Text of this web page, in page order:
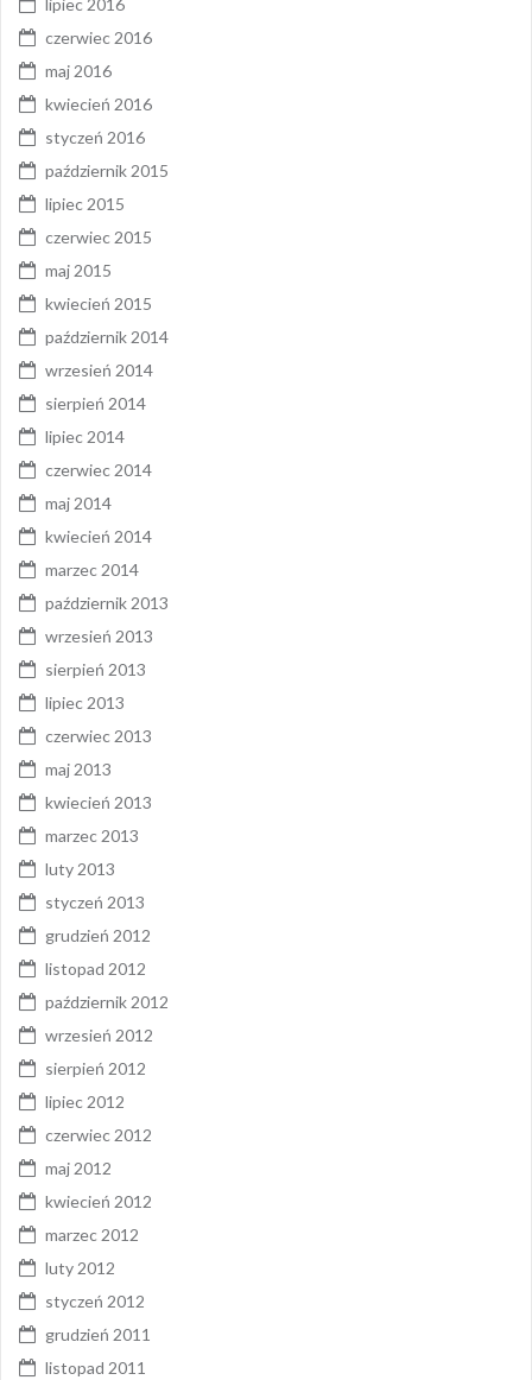
lipiec 2016
czerwiec 2016
maj 2016
kwiecień 2016
styczeń 2016
październik 2015
lipiec 2015
czerwiec 2015
maj 2015
kwiecień 2015
październik 2014
wrzesień 2014
sierpień 2014
lipiec 2014
czerwiec 2014
maj 2014
kwiecień 2014
marzec 2014
październik 2013
wrzesień 2013
sierpień 2013
lipiec 2013
czerwiec 2013
maj 2013
kwiecień 2013
marzec 2013
luty 2013
styczeń 2013
grudzień 2012
listopad 2012
październik 2012
wrzesień 2012
sierpień 2012
lipiec 2012
czerwiec 2012
maj 2012
kwiecień 2012
marzec 2012
luty 2012
styczeń 2012
grudzień 2011
listopad 2011